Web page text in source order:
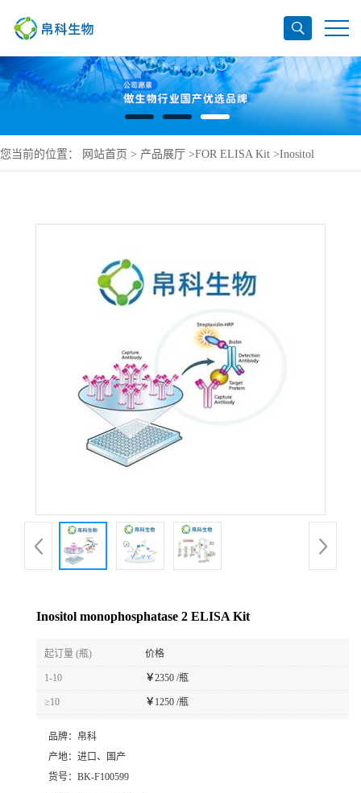
您当前的位置： 网站首页 > 产品展厅 >FOR ELISA Kit >Inositol
Inositol monophosphatase 2 ELISA Kit
起订量 (瓶) 价格
1-10 ￥2350 /瓶
≥10 ￥ 1250 /瓶
品牌： 帛科
产地： 进口、国产
货号： BK-F100599